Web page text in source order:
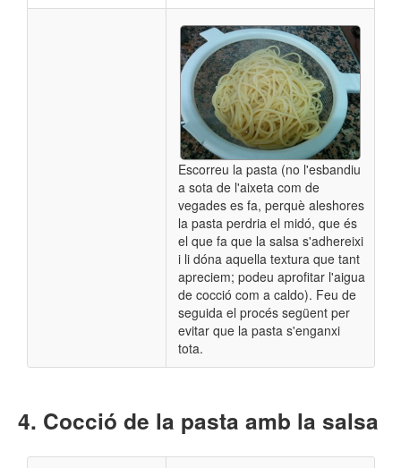
Escorreu la pasta (no l'esbandiu
a sota de l'aixeta com de
vegades es fa, perquè aleshores
la pasta perdria el midó, que és
el que fa que la salsa s'adhereixi
i li dóna aquella textura que tant
apreciem; podeu aprofitar l'aigua
de cocció com a caldo). Feu de
seguida el procés següent per
evitar que la pasta s'enganxi
tota.
Cocció de la pasta amb la salsa